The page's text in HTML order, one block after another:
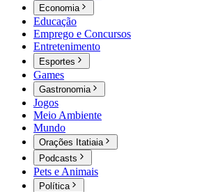
Economia
Educação
Emprego e Concursos
Entretenimento
Esportes
Games
Gastronomia
Jogos
Meio Ambiente
Mundo
Orações Itatiaia
Podcasts
Pets e Animais
Política